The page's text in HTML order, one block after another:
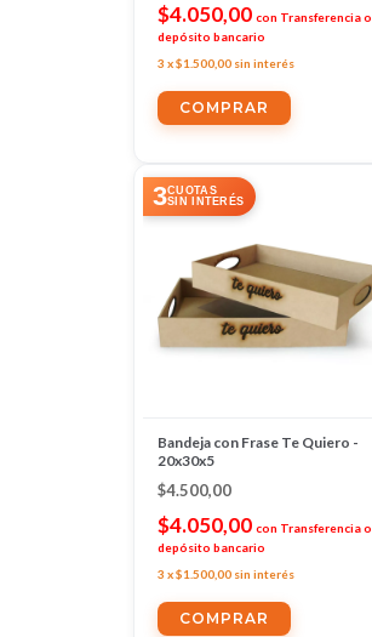
$4.050,00 con Transferencia o
depósito bancario
3 x$1.500,00 sin interés
3CUOTAS
SIN INTERÉS
Bandeja con Frase Te Quiero -
20x30x5
$4.500,00
$4.050,00 con Transferencia o
depósito bancario
3 x$1.500,00 sin interés